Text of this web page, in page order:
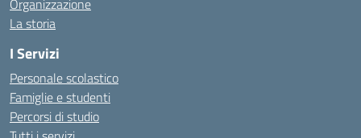
Organizzazione
La storia
I Servizi
Personale scolastico
Famiglie e studenti
Percorsi di studio